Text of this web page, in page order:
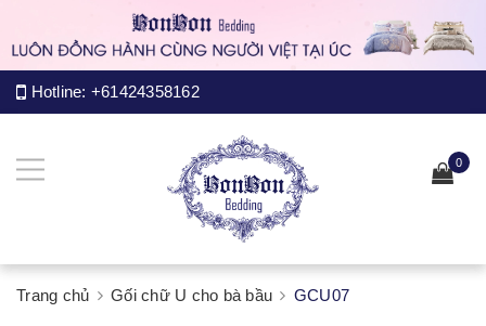
Hotline: +61424358162
0
Trang chủ Gối chữ U cho bà bầu GCU07